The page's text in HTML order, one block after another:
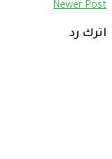
Newer Post
اترك رد